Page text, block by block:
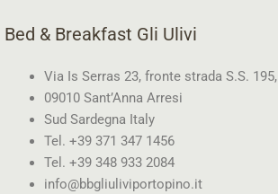
Bed & Breakfast Gli Ulivi
Via Is Serras 23, fronte strada S.S. 195,
09010 Sant’Anna Arresi
Sud Sardegna Italy
Tel. +39 371 347 1456
Tel. +39 348 933 2084
info@bbgliuliviportopino.it